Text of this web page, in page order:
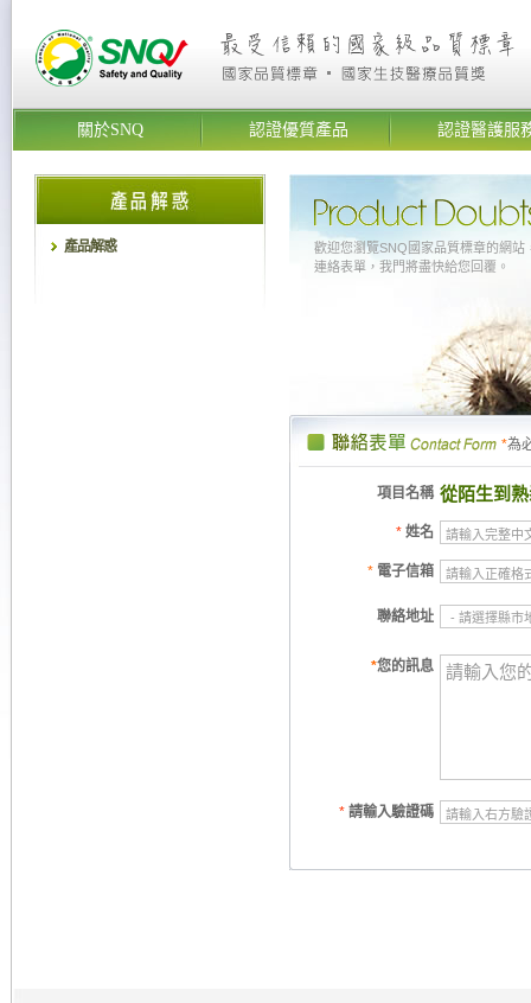
關於SNQ 認證優質產品 認證醫護服
產品解惑
歡迎您瀏覽SNQ國家品質標章的網
連絡表單，我門將盡快給您回覆。
*為
項目名稱 從陌生到
* 姓名
* 電子信箱
聯絡地址
*您的訊息
* 請輸入驗證碼